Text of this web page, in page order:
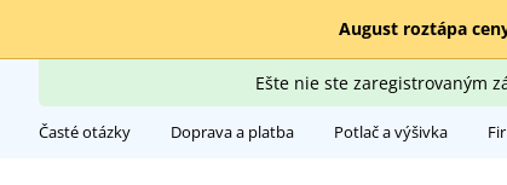
August roztápa
Ešte nie ste zaregistrovaným
Časté otázky Doprava a platba Potlač a výšivka